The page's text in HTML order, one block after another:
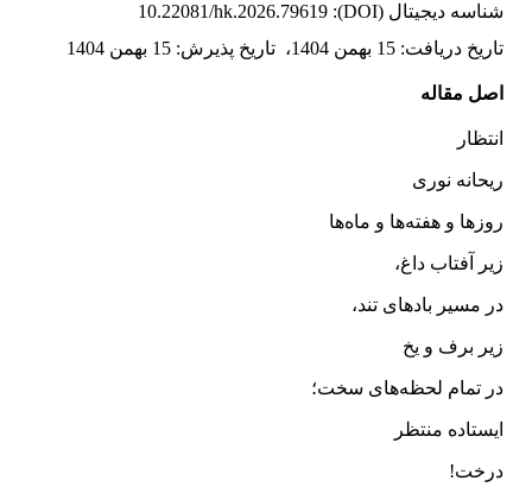
شناسه دیجیتال (DOI):
10.22081/hk.2026.79619
تاریخ دریافت: 15 بهمن 1404 ، تاریخ پذیرش: 15 بهمن 1404
اصل مقاله
انتظار
ریحانه نوری
روزها و هفته‌ها و ماه‌ها
زیر آفتاب داغ،
در مسیر بادهای تند،
زیر برف و یخ
در تمام لحظه‌های سخت؛
ایستاده منتظر
درخت!